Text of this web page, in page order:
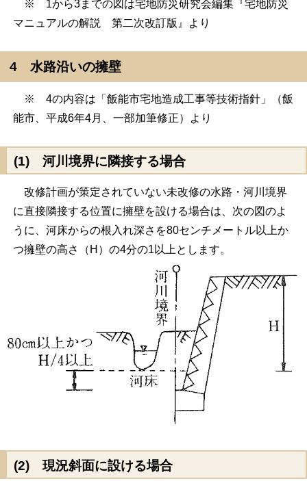
※ 1から3までの図は宅地防災研究会編集『宅地防災
マニュアルの解説 第二次改訂版』より
4 水路沿いの擁壁
※ 4の内容は「飯能市宅地造成工事等技術指針」（飯
能市、平成6年4月、一部加筆修正）より
(1) 河川境界に隣接する場合
改修計画が策定されていない未改修の水路・河川境界
に直接隣接する位置に擁壁を設ける場合は、次の図のよ
うに、河床からの根入れ深さを80センチメートル以上か
つ擁壁の高さ（H）の4分の1以上とします。
(2) 現況斜面に設ける場合